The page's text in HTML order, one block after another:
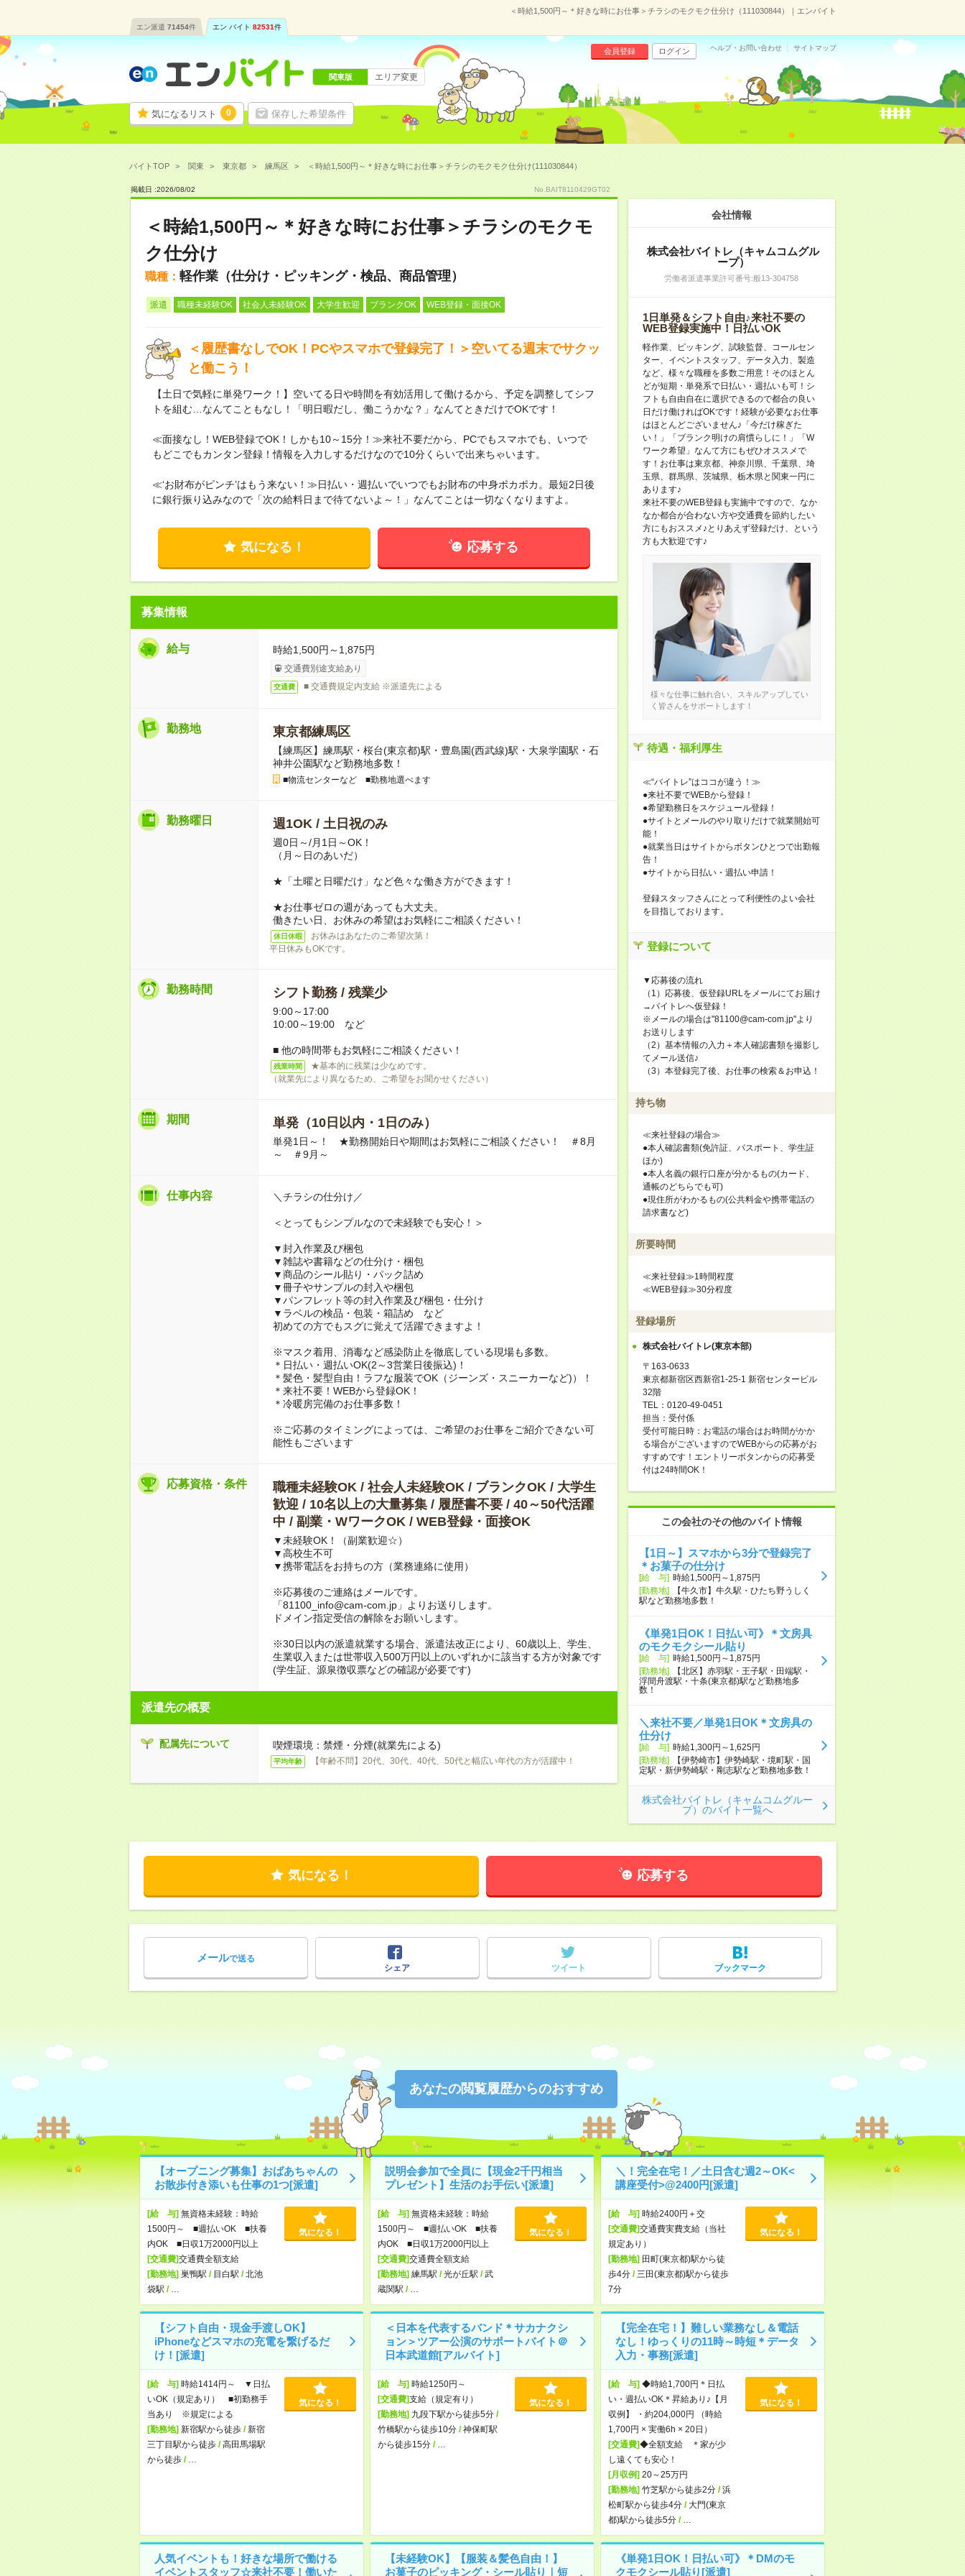
＜時給1,500円～＊好きな時にお仕事＞チラシのモクモク仕分け（111030844）｜エンバイト
エン派遣 71454件 エン バイト 82531件
気になるリスト 0 保存した希望条件
会員登録 ログイン ヘルプ・お問い合わせ サイトマップ
関東版 エリア変更
バイトTOP 関東 東京都 練馬区 ＜時給1,500円～＊好きな時にお仕事＞チラシのモクモク仕分け(111030844）
掲載日 :2026/08/02 No.BAIT8110429GT02
＜時給1,500円～＊好きな時にお仕事＞チラシのモクモ
ク仕分け
職種： 軽作業（仕分け・ピッキング・検品、商品管理）
派遣 職種未経験OK 社会人未経験OK 大学生歓迎 ブランクOK WEB登録・面接OK
＜履歴書なしでOK！PCやスマホで登録完了！＞空いてる週末でサクッ
と働こう！
【土日で気軽に単発ワーク！】空いてる日や時間を有効活用して働けるから、予定を調整してシフ
トを組む…なんてこともなし！「明日暇だし、働こうかな？」なんてときだけでOKです！
≪面接なし！WEB登録でOK！しかも10～15分！≫来社不要だから、PCでもスマホでも、いつで
もどこでもカンタン登録！情報を入力しするだけなので10分くらいで出来ちゃいます。
≪‘お財布がピンチ’はもう来ない！≫日払い・週払いでいつでもお財布の中身ポカポカ。最短2日後
に銀行振り込みなので「次の給料日まで待てないよ～！」なんてことは一切なくなりますよ。
気になる！ 応募する
募集情報
給与 時給1,500円～1,875円
交通費別途支給あり
交通費 ■ 交通費規定内支給 ※派遣先による
勤務地 東京都練馬区
【練馬区】練馬駅・桜台(東京都)駅・豊島園(西武線)駅・大泉学園駅・石
神井公園駅など勤務地多数！
■物流センターなど ■勤務地選べます
勤務曜日 週1OK / 土日祝のみ
週0日～/月1日～OK！
（月～日のあいだ）
★「土曜と日曜だけ」など色々な働き方ができます！
★お仕事ゼロの週があっても大丈夫。
働きたい日、お休みの希望はお気軽にご相談ください！
休日休暇
お休みはあなたのご希望次第！
平日休みもOKです。
勤務時間 シフト勤務 / 残業少
9:00～17:00
10:00～19:00 など
■ 他の時間帯もお気軽にご相談ください！
残業時間
★基本的に残業は少なめです。
（就業先により異なるため、ご希望をお聞かせください）
期間 単発（10日以内・1日のみ）
単発1日～！ ★勤務開始日や期間はお気軽にご相談ください！ ＃8月
～ ＃9月～
仕事内容 ＼チラシの仕分け／
＜とってもシンプルなので未経験でも安心！＞
▼封入作業及び梱包
▼雑誌や書籍などの仕分け・梱包
▼商品のシール貼り・パック詰め
▼冊子やサンプルの封入や梱包
▼パンフレット等の封入作業及び梱包・仕分け
▼ラベルの検品・包装・箱詰め など
初めての方でもスグに覚えて活躍できますよ！
※マスク着用、消毒など感染防止を徹底している現場も多数。
＊日払い・週払いOK(2～3営業日後振込)！
＊髪色・髪型自由！ラフな服装でOK（ジーンズ・スニーカーなど)）！
＊来社不要！WEBから登録OK！
＊冷暖房完備のお仕事多数！
※ご応募のタイミングによっては、ご希望のお仕事をご紹介できない可
能性もございます
応募資格・条件
職種未経験OK / 社会人未経験OK / ブランクOK / 大学生
歓迎 / 10名以上の大量募集 / 履歴書不要 / 40～50代活躍
中 / 副業・WワークOK / WEB登録・面接OK
▼未経験OK！（副業歓迎☆）
▼高校生不可
▼携帯電話をお持ちの方（業務連絡に使用）
※応募後のご連絡はメールです。
「81100_info@cam-com.jp」よりお送りします。
ドメイン指定受信の解除をお願いします。
※30日以内の派遣就業する場合、派遣法改正により、60歳以上、学生、
生業収入または世帯収入500万円以上のいずれかに該当する方が対象です
(学生証、源泉徴収票などの確認が必要です)
派遣先の概要
配属先について 喫煙環境：禁煙・分煙(就業先による)
平均年齢 【年齢不問】20代、30代、40代、50代と幅広い年代の方が活躍中！
会社情報
株式会社バイトレ（キャムコムグル
ープ）
労働者派遣事業許可番号:般13-304758
1日単発＆シフト自由♪来社不要の
WEB登録実施中！日払いOK
軽作業、ピッキング、試験監督、コールセン
ター、イベントスタッフ、データ入力、製造
など、様々な職種を多数ご用意！そのほとん
どが短期・単発系で日払い・週払いも可！シ
フトも自由自在に選択できるので都合の良い
日だけ働ければOKです！経験が必要なお仕事
はほとんどございません♪「今だけ稼ぎた
い！」「ブランク明けの肩慣らしに！」「W
ワーク希望」なんて方にもぜひオススメで
す！お仕事は東京都、神奈川県、千葉県、埼
玉県、群馬県、茨城県、栃木県と関東一円に
あります♪
来社不要のWEB登録も実施中ですので、なか
なか都合が合わない方や交通費を節約したい
方にもおススメ♪とりあえず登録だけ、という
方も大歓迎です♪
様々な仕事に触れ合い、スキルアップしてい
く皆さんをサポートします！
待遇・福利厚生
≪“バイトレ”はココが違う！≫
●来社不要でWEBから登録！
●希望勤務日をスケジュール登録！
●サイトとメールのやり取りだけで就業開始可
能！
●就業当日はサイトからボタンひとつで出勤報
告！
●サイトから日払い・週払い申請！
登録スタッフさんにとって利便性のよい会社
を目指しております。
登録について
▼応募後の流れ
（1）応募後、仮登録URLをメールにてお届け
→バイトレへ仮登録！
※メールの場合は"81100@cam-com.jp"より
お送りします
（2）基本情報の入力＋本人確認書類を撮影し
てメール送信♪
（3）本登録完了後、お仕事の検索＆お申込！
持ち物
≪来社登録の場合≫
●本人確認書類(免許証、パスポート、学生証
ほか)
●本人名義の銀行口座が分かるもの(カード、
通帳のどちらでも可)
●現住所がわかるもの(公共料金や携帯電話の
請求書など)
所要時間
≪来社登録≫1時間程度
≪WEB登録≫30分程度
登録場所
株式会社バイトレ(東京本部)
〒163-0633
東京都新宿区西新宿1-25-1 新宿センタービル
32階
TEL：0120-49-0451
担当：受付係
受付可能日時：お電話の場合はお時間がかか
る場合がございますのでWEBからの応募がお
すすめです！エントリーボタンからの応募受
付は24時間OK！
この会社のその他のバイト情報
【1日～】スマホから3分で登録完了
＊お菓子の仕分け
[給 与] 時給1,500円～1,875円
[勤務地]
【牛久市】牛久駅・ひたち野うしく
駅など勤務地多数！
《単発1日OK！日払い可》＊文房具
のモクモクシール貼り
[給 与] 時給1,500円～1,875円
[勤務地]
【北区】赤羽駅・王子駅・田端駅・
浮間舟渡駅・十条(東京都)駅など勤務地多
数！
＼来社不要／単発1日OK＊文房具の
仕分け
[給 与] 時給1,300円～1,625円
[勤務地]
【伊勢崎市】伊勢崎駅・境町駅・国
定駅・新伊勢崎駅・剛志駅など勤務地多数！
株式会社バイトレ（キャムコムグルー
プ）のバイト一覧へ
気になる！ 応募する
メールで送る
シェア
ツイート ブックマーク
あなたの閲覧履歴からのおすすめ
【オープニング募集】おばあちゃんの
お散歩付き添いも仕事の1つ[派遣]
[給 与]無資格未経験：時給
1500円～ ■週払いOK ■扶養
内OK ■日収1万2000円以上
[交通費]交通費全額支給
[勤務地]巣鴨駅 / 目白駅 /北池
袋駅 /
気になる！
説明会参加で全員に【現金2千円相当
プレゼント】生活のお手伝い[派遣]
[給 与]無資格未経験：時給
1500円～ ■週払いOK ■扶養
内OK ■日収1万2000円以上
[交通費]交通費全額支給
[勤務地]練馬駅 /光が丘駅 /武
蔵関駅 /
気になる！
＼！完全在宅！／土日含む週2～OK<
講座受付>@2400円[派遣]
[給 与]時給2400円＋交
[交通費]交通費実費支給（当社
規定あり）
[勤務地]田町(東京都)駅から徒
歩4分/ 三田(東京都)駅から徒歩
7分
気になる！
【シフト自由・現金手渡しOK】
iPhoneなどスマホの充電を繋げるだ
け！[派遣]
[給 与]時給1414円～ ▼日払
いOK（規定あり） ■初勤務手
当あり ※規定による
[勤務地]新宿駅から徒歩/新宿
三丁目駅から徒歩/高田馬場駅
から徒歩/
気になる！
＜日本を代表するバンド＊サカナクシ
ョン＞ツアー公演のサポートバイト＠
日本武道館[アルバイト]
[給 与]時給1250円～
[交通費]支給（規定有り）
[勤務地]九段下駅から徒歩5分/
竹橋駅から徒歩10分/神保町駅
から徒歩15分/
気になる！
【完全在宅！】難しい業務なし＆電話
なし！ゆっくりの11時～時短＊データ
入力・事務[派遣]
[給 与]◆時給1,700円＊日払
い・週払いOK＊昇給あり♪【月
収例】 ・約204,000円 （時給
1,700円 × 実働6h × 20日）
[交通費]◆全額支給 ＊家が少
し遠くても安心！
[月収例]20～25万円
[勤務地]竹芝駅から徒歩2分/浜
松町駅から徒歩4分/ 大門(東京
都)駅から徒歩5分/
気になる！
人気イベントも！好きな場所で働ける
イベントスタッフ☆来社不要！働いた
【未経験OK】【服装＆髪色自由！】
お菓子のピッキング・シール貼り｜短
《単発1日OK！日払い可》＊DMのモ
クモクシール貼り[派遣]